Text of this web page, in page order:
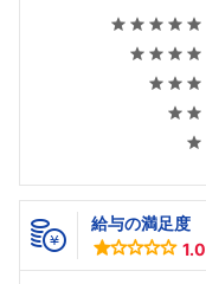
給与の満足度
1.0